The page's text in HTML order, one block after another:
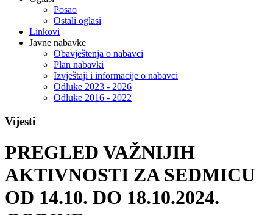
Posao
Ostali oglasi
Linkovi
Javne nabavke
Obavještenja o nabavci
Plan nabavki
Izvještaji i informacije o nabavci
Odluke 2023 - 2026
Odluke 2016 - 2022
Vijesti
PREGLED VAŽNIJIH
AKTIVNOSTI ZA SEDMICU
OD 14.10. DO 18.10.2024.